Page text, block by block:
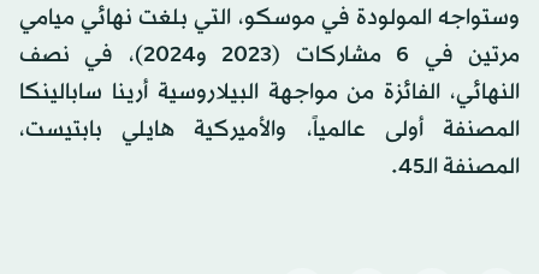
وستواجه المولودة في موسكو، التي بلغت نهائي ميامي
مرتين في 6 مشاركات (2023 و2024)، في نصف
النهائي، الفائزة من مواجهة البيلاروسية أرينا سابالينكا
المصنفة أولى عالمياً، والأميركية هايلي بابتيست،
المصنفة الـ45.